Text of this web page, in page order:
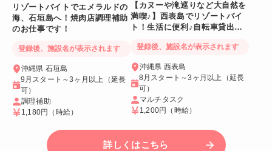
リゾートバイトでエメラルドの
海、石垣島へ！焼肉店調理補助
のお仕事です！
登録後、施設名が表示されます
沖縄県 石垣島
9月スタート～3ヶ月以上（延長
可）
調理補助
1,180円
（時給）
【カヌーや滝巡りなど大自然を
満喫♪】西表島でリゾートバイ
ト！生活に便利♪自転車貸出あ
登録後、施設名が表示されます
沖縄県 西表島
8月スタート～3ヶ月以上（延長
可）
マルチタスク
1,200円
（時給）
詳しくはこちら